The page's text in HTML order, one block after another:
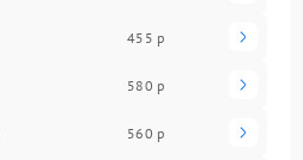
455 р
580 р
560 р